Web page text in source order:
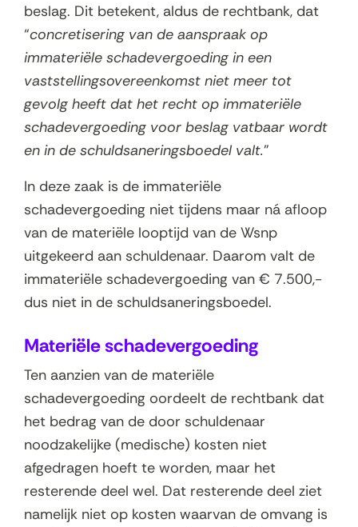
beslag. Dit betekent, aldus de rechtbank, dat
“concretisering van de aanspraak op
immateriële schadevergoeding in een
vaststellingsovereenkomst niet meer tot
gevolg heeft dat het recht op immateriële
schadevergoeding voor beslag vatbaar wordt
en in de schuldsaneringsboedel valt.”
In deze zaak is de immateriële
schadevergoeding niet tijdens maar ná afloop
van de materiële looptijd van de Wsnp
uitgekeerd aan schuldenaar. Daarom valt de
immateriële schadevergoeding van € 7.500,-
dus niet in de schuldsaneringsboedel.
Materiële schadevergoeding
Ten aanzien van de materiële
schadevergoeding oordeelt de rechtbank dat
het bedrag van de door schuldenaar
noodzakelijke (medische) kosten niet
afgedragen hoeft te worden, maar het
resterende deel wel. Dat resterende deel ziet
namelijk niet op kosten waarvan de omvang is